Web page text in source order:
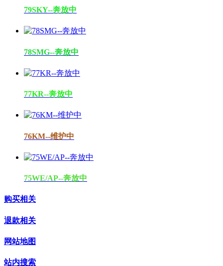
79SKY--奔放中
78SMG--奔放中
77KR--奔放中
76KM--维护中
75WE/AP--奔放中
购买相关
退款相关
网站地图
站内搜索